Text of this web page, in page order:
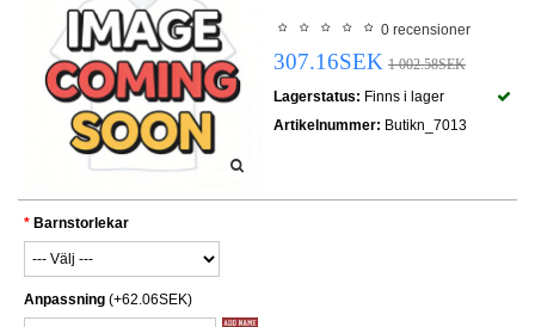
0 recensioner
307.16SEK 1 002.58SEK
Lagerstatus: Finns i lager
Artikelnummer: Butikn_7013
Barnstorlekar
Anpassning (+62.06SEK)